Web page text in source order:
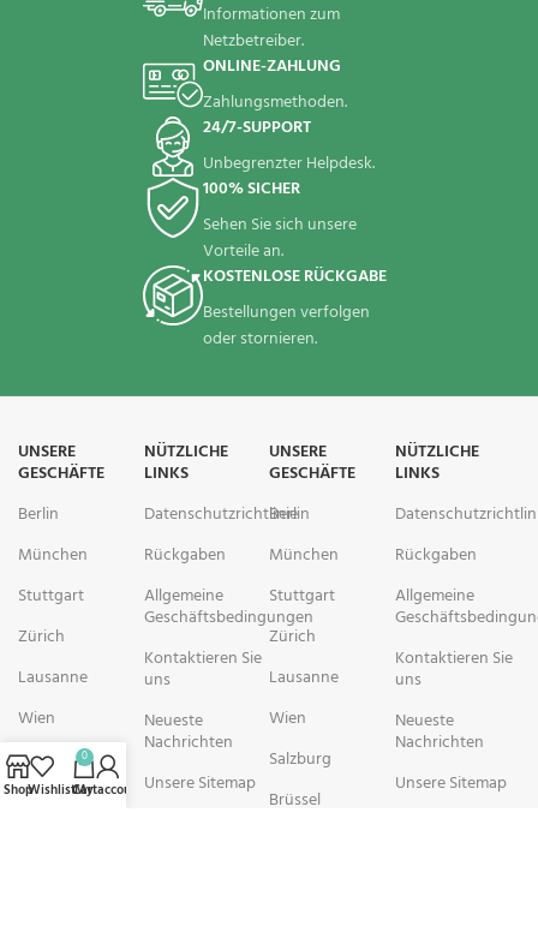
Informationen zum
Netzbetreiber.
ONLINE-ZAHLUNG
Zahlungsmethoden.
24/7-SUPPORT
Unbegrenzter Helpdesk.
100% SICHER
Sehen Sie sich unsere
Vorteile an.
KOSTENLOSE RÜCKGABE
Bestellungen verfolgen
oder stornieren.
UNSERE
GESCHÄFTE
Berlin
München
Stuttgart
Zürich
Lausanne
Wien
Salzburg
Brüssel
NÜTZLICHE
LINKS
Datenschutzrichtlinie
Rückgaben
Allgemeine
Geschäftsbedingungen
Kontaktieren Sie
uns
Neueste
Nachrichten
Unsere Sitemap
UNSERE
GESCHÄFTE
Berlin
München
Stuttgart
Zürich
Lausanne
Wien
Salzburg
Brüssel
NÜTZLICHE
LINKS
Rückgaben
Allgemeine
Kontaktieren Sie
uns
Neueste
Nachrichten
Unsere Sitemap
ShopWishlist
0
Cart
My account